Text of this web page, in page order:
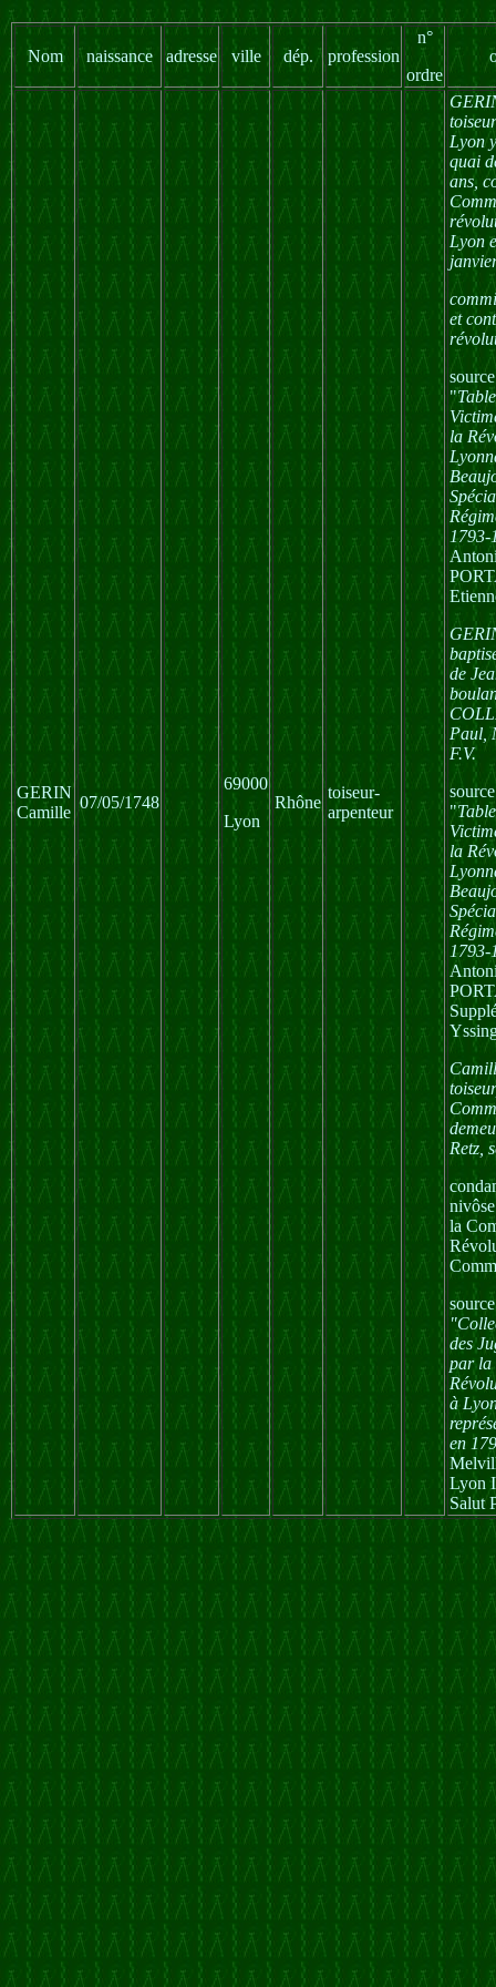
Nom naissance adresse ville dép. profession
n°
ordre
GERIN
Camille
07/05/1748
69000
Lyon
Rhône
toiseur-
arpenteur
Lyon
quai
ans,
Lyon
et
"
la
1793-
de
Paul,
F.V.
"
la
1793-
Retz,
la
des
par la
à
en
Lyon
Salut